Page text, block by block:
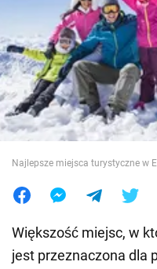
Społeczeństwo
Wojna na Ukrainie
Świat
Jedzenie
Najlepsze miejsca turystyczne w
Większość miejsc, w
jest przeznaczona dla